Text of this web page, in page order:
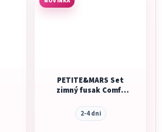
PETITE&MARS Set
zimný fusak Comfy
kočík Furry
2-4 dni